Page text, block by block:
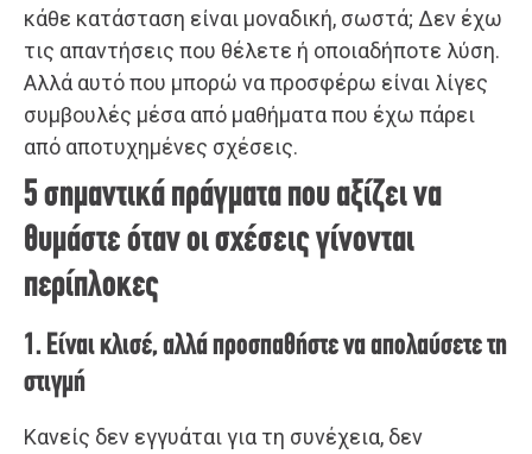
κάθε κατάσταση είναι μοναδική, σωστά; Δεν έχω
τις απαντήσεις που θέλετε ή οποιαδήποτε λύση.
Αλλά αυτό που μπορώ να προσφέρω είναι λίγες
συμβουλές μέσα από μαθήματα που έχω πάρει
από αποτυχημένες σχέσεις.
5 σημαντικά πράγματα που αξίζει να
θυμάστε όταν οι σχέσεις γίνονται
περίπλοκες
1. Είναι κλισέ, αλλά προσπαθήστε να απολαύσετε τη
στιγμή
Κανείς δεν εγγυάται για τη συνέχεια, δεν